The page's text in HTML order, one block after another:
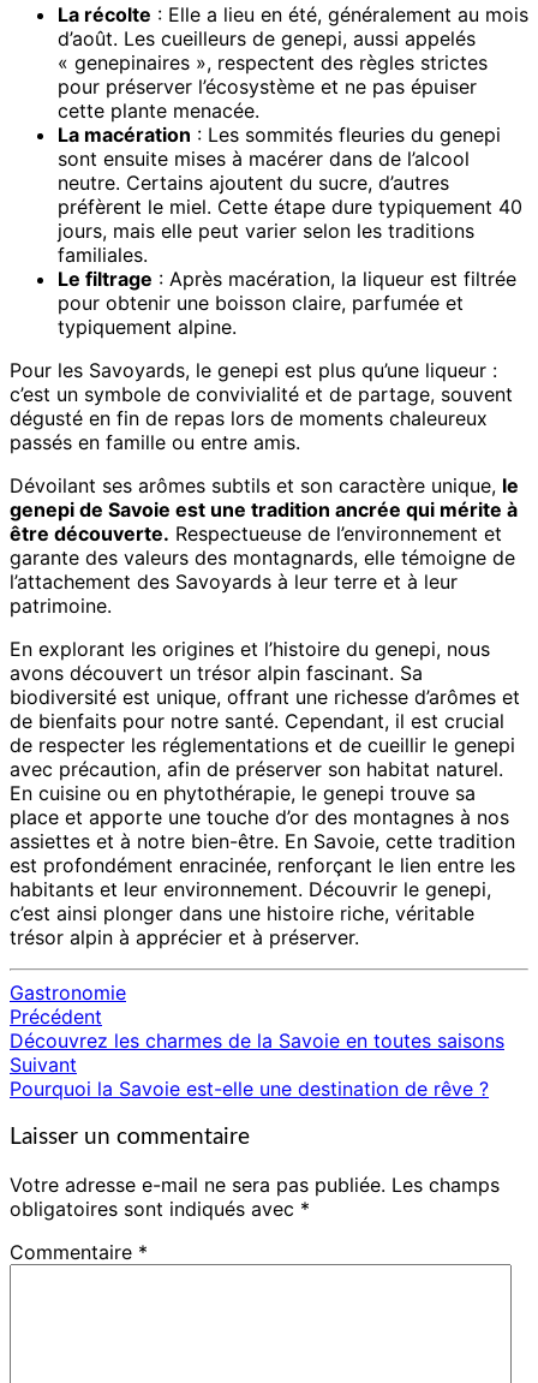
La récolte : Elle a lieu en été, généralement au mois
d’août. Les cueilleurs de genepi, aussi appelés
« genepinaires », respectent des règles strictes
pour préserver l’écosystème et ne pas épuiser
cette plante menacée.
La macération : Les sommités fleuries du genepi
sont ensuite mises à macérer dans de l’alcool
neutre. Certains ajoutent du sucre, d’autres
préfèrent le miel. Cette étape dure typiquement 40
jours, mais elle peut varier selon les traditions
familiales.
Le filtrage : Après macération, la liqueur est filtrée
pour obtenir une boisson claire, parfumée et
typiquement alpine.
Pour les Savoyards, le genepi est plus qu’une liqueur :
c’est un symbole de convivialité et de partage, souvent
dégusté en fin de repas lors de moments chaleureux
passés en famille ou entre amis.
Dévoilant ses arômes subtils et son caractère unique, le
genepi de Savoie est une tradition ancrée qui mérite à
être découverte. Respectueuse de l’environnement et
garante des valeurs des montagnards, elle témoigne de
l’attachement des Savoyards à leur terre et à leur
patrimoine.
En explorant les origines et l’histoire du genepi, nous
avons découvert un trésor alpin fascinant. Sa
biodiversité est unique, offrant une richesse d’arômes et
de bienfaits pour notre santé. Cependant, il est crucial
de respecter les réglementations et de cueillir le genepi
avec précaution, afin de préserver son habitat naturel.
En cuisine ou en phytothérapie, le genepi trouve sa
place et apporte une touche d’or des montagnes à nos
assiettes et à notre bien-être. En Savoie, cette tradition
est profondément enracinée, renforçant le lien entre les
habitants et leur environnement. Découvrir le genepi,
c’est ainsi plonger dans une histoire riche, véritable
trésor alpin à apprécier et à préserver.
Gastronomie
Navigation
d'article
Précédent
Découvrez les charmes de la Savoie en toutes saisons
Suivant
Pourquoi la Savoie est-elle une destination de rêve ?
Laisser un commentaire
Votre adresse e-mail ne sera pas publiée. Les champs
obligatoires sont indiqués avec *
Commentaire *